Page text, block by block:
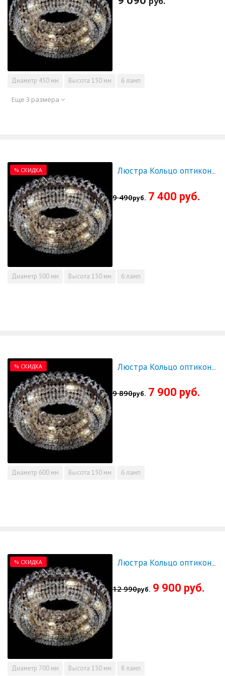
Диаметр 450 мм Высота 150 мм 6 ламп
Еще 3 размера
% СКИДКА Люстра Кольцо оптикон 500 - СКИДКА!!!
9 490руб. 7 400 руб.
Диаметр 500 мм Высота 150 мм 6 ламп
% СКИДКА
9 890руб. 7 900 руб.
Диаметр 600 мм Высота 150 мм 6 ламп
% СКИДКА
12 990руб. 9 900 руб.
Диаметр 700 мм Высота 150 мм 8 ламп